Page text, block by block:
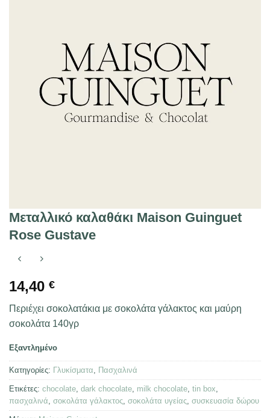
Μεταλλικό καλαθάκι Maison Guinguet
Rose Gustave
14,40 €
Περιέχει σοκολατάκια με σοκολάτα γάλακτος και μαύρη
σοκολάτα 140γρ
Εξαντλημένο
Κατηγορίες: Γλυκίσματα, Πασχαλινά
Ετικέτες: chocolate, dark chocolate, milk chocolate, tin box,
πασχαλινά, σοκολάτα γάλακτος, σοκολάτα υγείας, συσκευασία δώρου